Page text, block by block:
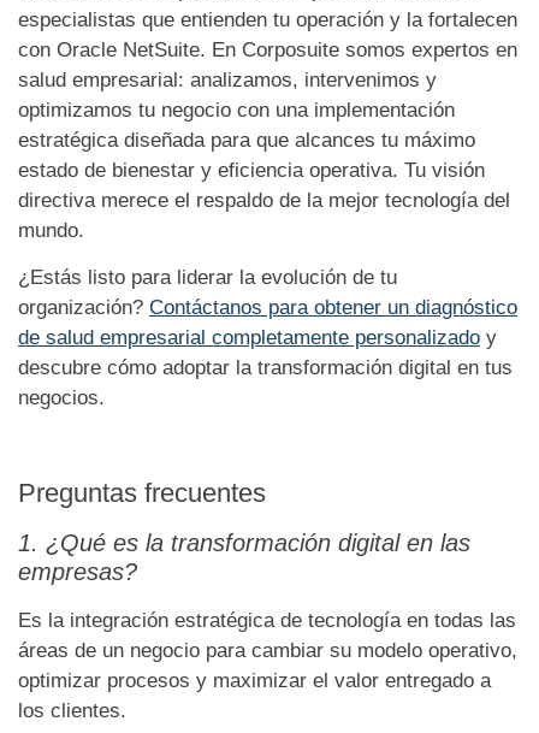
especialistas que entienden tu operación y la fortalecen
con Oracle NetSuite. En Corposuite somos expertos en
salud empresarial: analizamos, intervenimos y
optimizamos tu negocio con una implementación
estratégica diseñada para que alcances tu máximo
estado de bienestar y eficiencia operativa. Tu visión
directiva merece el respaldo de la mejor tecnología del
mundo.
¿Estás listo para liderar la evolución de tu
organización? Contáctanos para obtener un diagnóstico
de salud empresarial completamente personalizado y
descubre cómo adoptar la transformación digital en tus
negocios.
Preguntas frecuentes
1. ¿Qué es la transformación digital en las
empresas?
Es la integración estratégica de tecnología en todas las
áreas de un negocio para cambiar su modelo operativo,
optimizar procesos y maximizar el valor entregado a
los clientes.